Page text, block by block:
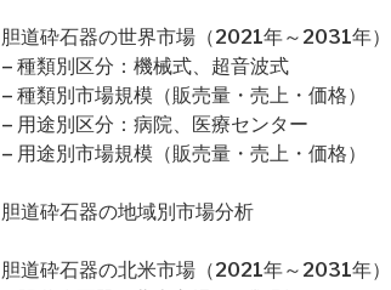
胆道砕石器の世界市場（2021年～2031年）
– 種類別区分：機械式、超音波式
– 種類別市場規模（販売量・売上・価格）
– 用途別区分：病院、医療センター
– 用途別市場規模（販売量・売上・価格）
胆道砕石器の地域別市場分析
胆道砕石器の北米市場（2021年～2031年）